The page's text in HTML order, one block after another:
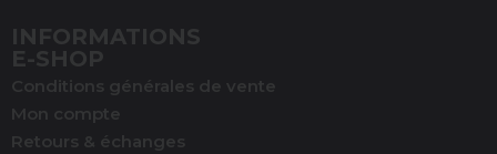
INFORMATIONS
E-SHOP
Conditions générales de vente
Mon compte
Retours & échanges